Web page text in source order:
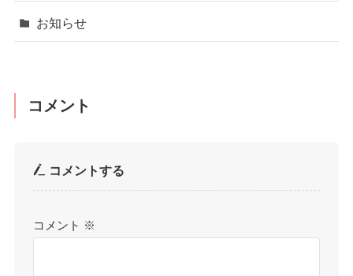
お知らせ
コメント
コメントする
コメント ※